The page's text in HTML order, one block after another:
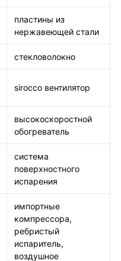
пластины из
нержавеющей стали
стекловолокно
sirocco вентилятор
высокоскоростной
обогреватель
система
поверхностного
испарения
импортные
компрессора,
ребристый
испаритель,
воздушное